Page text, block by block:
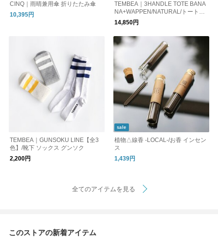
CINQ｜雨晴兼用傘 折りたたみ傘
10,395円
TEMBEA｜3HANDLE TOTE BANA
NA+WAPPEN/NATURAL/トートバ
ッグ ショルダーバッグ バナナ
14,850円
TEMBEA｜GUNSOKU LINE【全3
色】/靴下 ソックス グンソク
2,200円
sale
植物△線香 -LOCAL-/お香 インセン
ス
1,439円
全てのアイテムを見る
このストアの新着アイテム